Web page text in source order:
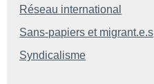
Réseau international
Sans-papiers et migrant.e.s
Syndicalisme